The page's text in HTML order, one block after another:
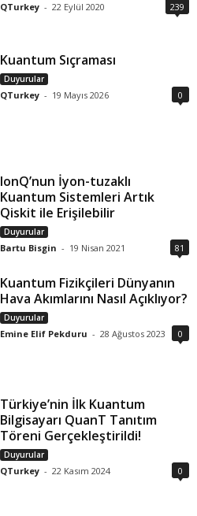
QTurkey - 22 Eylül 2020 239
Kuantum Sıçraması
Duyurular
QTurkey - 19 Mayıs 2026 0
IonQ’nun İyon-tuzaklı
Kuantum Sistemleri Artık
Qiskit ile Erişilebilir
Duyurular
Bartu Bisgin - 19 Nisan 2021 81
Kuantum Fizikçileri Dünyanın
Hava Akımlarını Nasıl Açıklıyor?
Duyurular
Emine Elif Pekduru - 28 Ağustos 2023 0
Türkiye’nin İlk Kuantum
Bilgisayarı QuanT Tanıtım
Töreni Gerçekleştirildi!
Duyurular
QTurkey - 22 Kasım 2024 0